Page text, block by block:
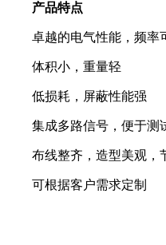
产品特点
卓越的电气性能，频率
体积小，重量轻
低损耗，屏蔽性能强
集成多路信号，便于测
布线整齐，造型美观，
可根据客户需求定制